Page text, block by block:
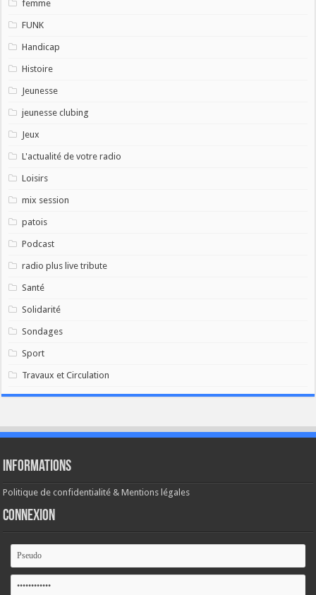
femme
FUNK
Handicap
Histoire
Jeunesse
jeunesse clubing
Jeux
L'actualité de votre radio
Loisirs
mix session
patois
Podcast
radio plus live tribute
Santé
Solidarité
Sondages
Sport
Travaux et Circulation
Informations
Politique de confidentialité & Mentions légales
Connexion